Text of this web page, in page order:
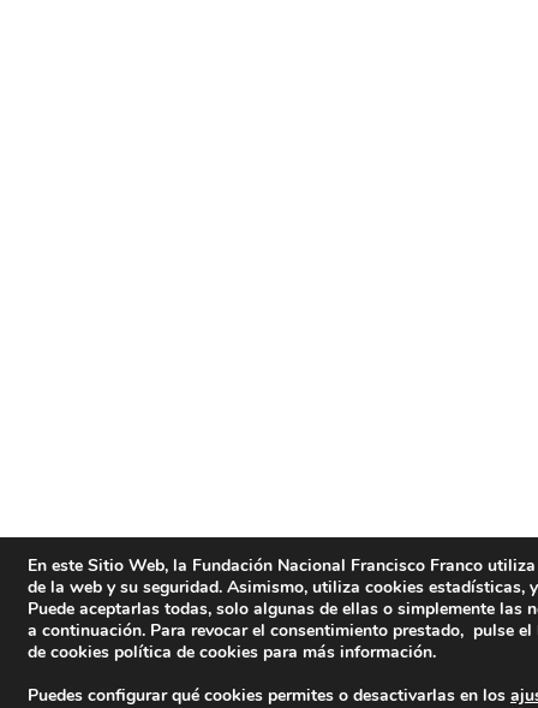
En este Sitio Web, la Fundación Nacional Francisco Franco
de la web y su seguridad. Asimismo, utiliza cookies
Puede aceptarlas todas, solo algunas de ellas o simplemente
a continuación. Para revocar el consentimiento prestado, pulse
de cookies política de cookies para más información.
Puedes configurar qué cookies permites o desactivarlas en los